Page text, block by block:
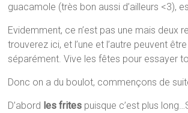
guacamole (très bon aussi d’ailleurs <3),
Evidemment, ce n’est pas une mais deux
trouverez ici, et l’une et l’autre peuvent
séparément. Vive les fêtes pour essayer
Donc on a du boulot, commençons de
D’abord les frites puisque c’est plus